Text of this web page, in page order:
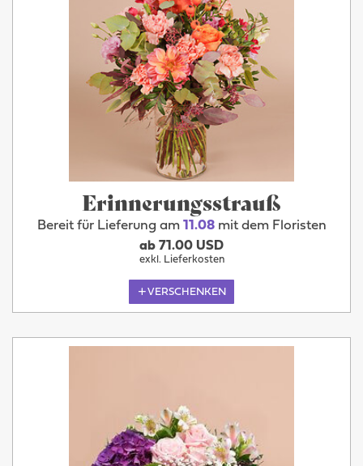
Erinnerungsstrauß
Bereit für Lieferung am 11.08mit dem Floristen
ab 71.00 USD
exkl. Lieferkosten
VERSCHENKEN